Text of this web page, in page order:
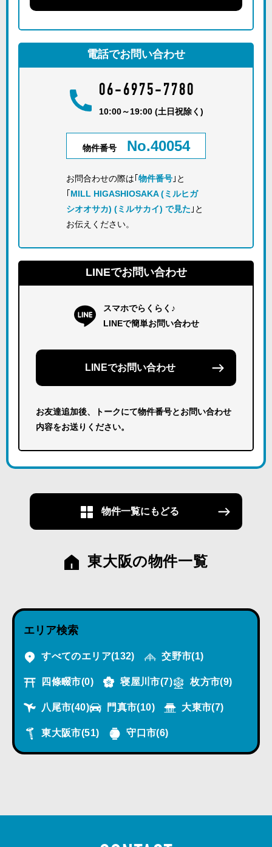
電話でお問い合わせ
06-6975-7780
10:00～19:00 (土日祝除く)
物件番号 No.40054
お問合わせの際は｢ 物件番号 ｣と
MILL HIGASHIOSAKA (ミルヒガ
シオオサカ) (ミルサカイ) で見た ｣と
お伝えください。
LINEでお問い合わせ
スマホでらくらく♪
LINEで簡単お問い合わせ
LINEでお問い合わせ
お友達追加後、トークにて物件番号とお問い合わせ
内容をお送りください。
物件一覧にもどる
東大阪の物件一覧
エリア検索
すべてのエリア(132) 交野市(1)
四條畷市(0) 寝屋川市(7) 枚方市(9)
八尾市(40) 門真市(10) 大東市(7)
東大阪市(51) 守口市(6)